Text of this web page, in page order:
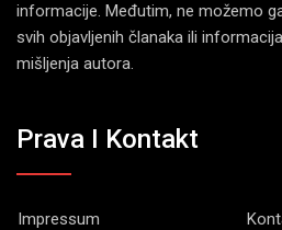
informacije. Međutim, ne možemo
svih objavljenih članaka ili
mišljenja autora.
Prava I Kontakt
Impressum